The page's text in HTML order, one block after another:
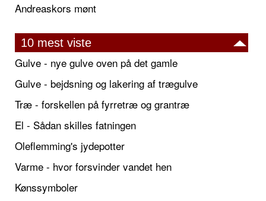
Andreaskors mønt
10 mest viste
Gulve - nye gulve oven på det gamle
Gulve - bejdsning og lakering af trægulve
Træ - forskellen på fyrretræ og grantræ
El - Sådan skilles fatningen
Oleflemming's jydepotter
Varme - hvor forsvinder vandet hen
Kønssymboler